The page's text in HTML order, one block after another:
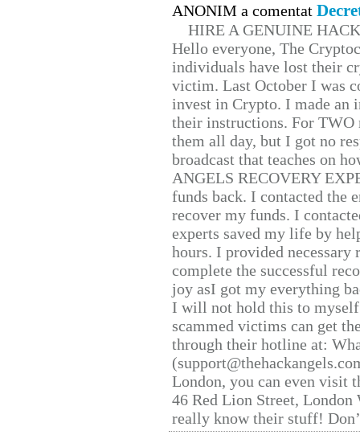
ANONIM a comentat
HIRE A GENUINE
Hello everyone, The
individuals have lost their
victim. Last October I was
invest in Crypto. I made
their instructions. For TWO
them all day, but I got no
broadcast that teaches on
ANGELS RECOVERY
funds back. I contacted the
recover my funds. I
experts saved my life by
hours. I provided
complete the successful
joy asI got my everything
I will not hold this to
scammed victims can get
through their hotline at:
London, you can even visit
46 Red Lion Street, London
really know their stuff!